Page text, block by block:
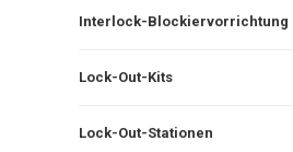
Interlock-Blockiervorrichtung
Lock-Out-Kits
Lock-Out-Stationen